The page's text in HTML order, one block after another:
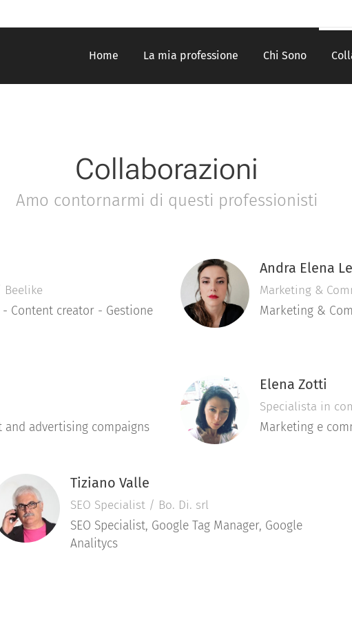
Home La mia professione Chi Sono
Collaborazioni
Amo contornarmi di questi professionisti
Beelike
Content creator - Gestione
Andra Elena
Marketing &
Marketing &
and advertising compaigns
Elena Zotti
Specialista in
Marketing e
Tiziano Valle
SEO Specialist / Bo. Di. srl
SEO Specialist, Google Tag Manager, Google
Analitycs